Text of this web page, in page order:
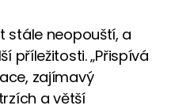
stále neopouští, a
příležitosti. „Přispívá
zajímavý
a větší